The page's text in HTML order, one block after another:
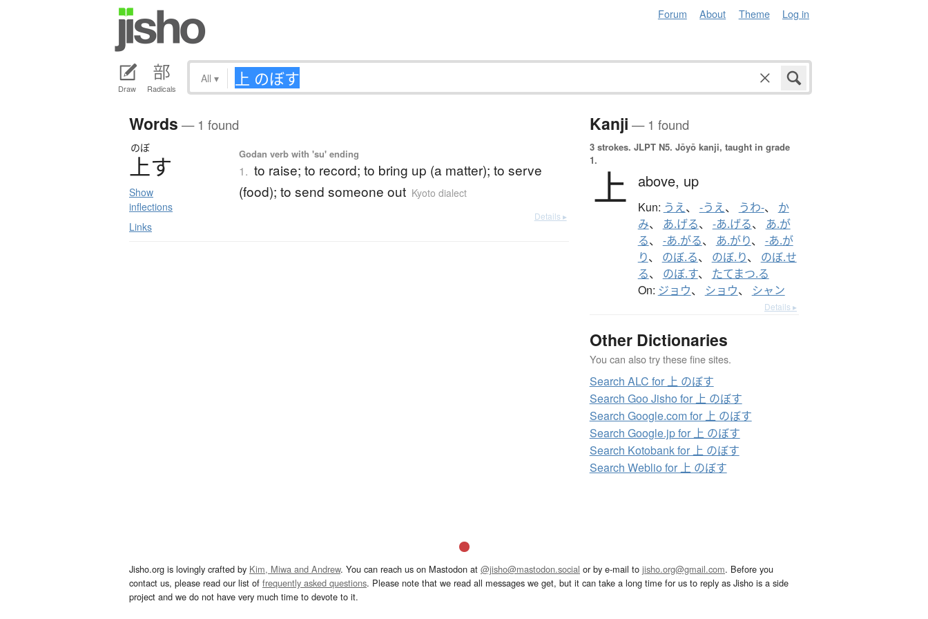
Forum About Theme Log in
Draw Radicals
All ▾
Words — 1 found
のぼ
上す
Show
inflections
Links
Godan verb with 'su' ending
1. to raise; to record; to bring up (a matter); to serve
(food); to send someone out Kyoto dialect
Details ▸
Kanji — 1 found
3 strokes. JLPT N5. Jōyō kanji, taught in grade
1.
上 above, up
Kun: うえ、 -うえ、 うわ-、 か
み、 あ.げる、 -あ.げる、 あ.が
る、 -あ.がる、 あ.がり、 -あ.が
り、 のぼ.る、 のぼ.り、 のぼ.せ
る、 のぼ.す、 たてまつ.る
On: ジョウ、 ショウ、 シャン
Details ▸
Other Dictionaries
You can also try these fine sites.
Search ALC for 上 のぼす
Search Goo Jisho for 上 のぼす
Search Google.com for 上 のぼす
Search Google.jp for 上 のぼす
Search Kotobank for 上 のぼす
Search Weblio for 上 のぼす
Jisho.org is lovingly crafted by Kim, Miwa and Andrew. You can reach us on Mastodon at @jisho@mastodon.social or by e-mail to jisho.org@gmail.com. Before you
contact us, please read our list of frequently asked questions. Please note that we read all messages we get, but it can take a long time for us to reply as Jisho is a side
project and we do not have very much time to devote to it.